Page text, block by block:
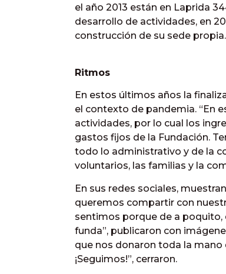
el año 2013 están en Laprida
desarrollo de actividades, en
construcción de su sede propia.
Ritmos
En estos últimos años la
el contexto de pandemia. “En
actividades, por lo cual los
gastos fijos de la Fundación.
todo lo administrativo y de la
voluntarios, las familias y la
En sus redes sociales,
queremos compartir con
sentimos porque de a
funda”, publicaron con
que nos donaron toda la mano
¡Seguimos!”, cerraron.